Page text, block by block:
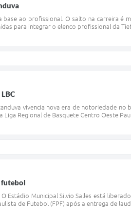
base ao profissional. O salto na carreira é
para integrar o elenco profissional da
vivencia nova era de notoriedade no
Regional de Basquete Centro Oeste
futebol
Estádio Municipal Silvio Salles está
de Futebol (FPF) após a entrega de